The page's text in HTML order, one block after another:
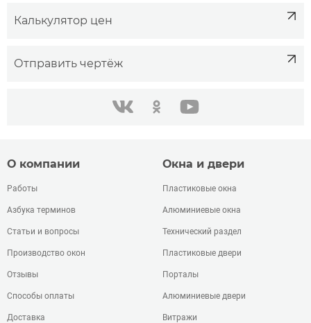
Калькулятор цен
Отправить чертёж
в контакте одноклассники youtube
О компании
Работы
Азбука терминов
Статьи и вопросы
Производство окон
Отзывы
Способы оплаты
Доставка
Окна и двери
Пластиковые окна
Алюминиевые окна
Технический раздел
Пластиковые двери
Порталы
Алюминиевые двери
Витражи